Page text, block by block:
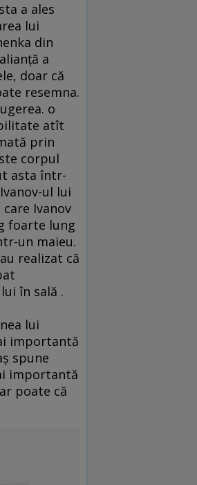
a ales
lui
din
a
doar că
resemna.
o
atît
prin
corpul
asta într-
ul lui
Ivanov
foarte lung
un maieu.
realizat că
în sală .
lui
importantă
spune
importantă
poate că